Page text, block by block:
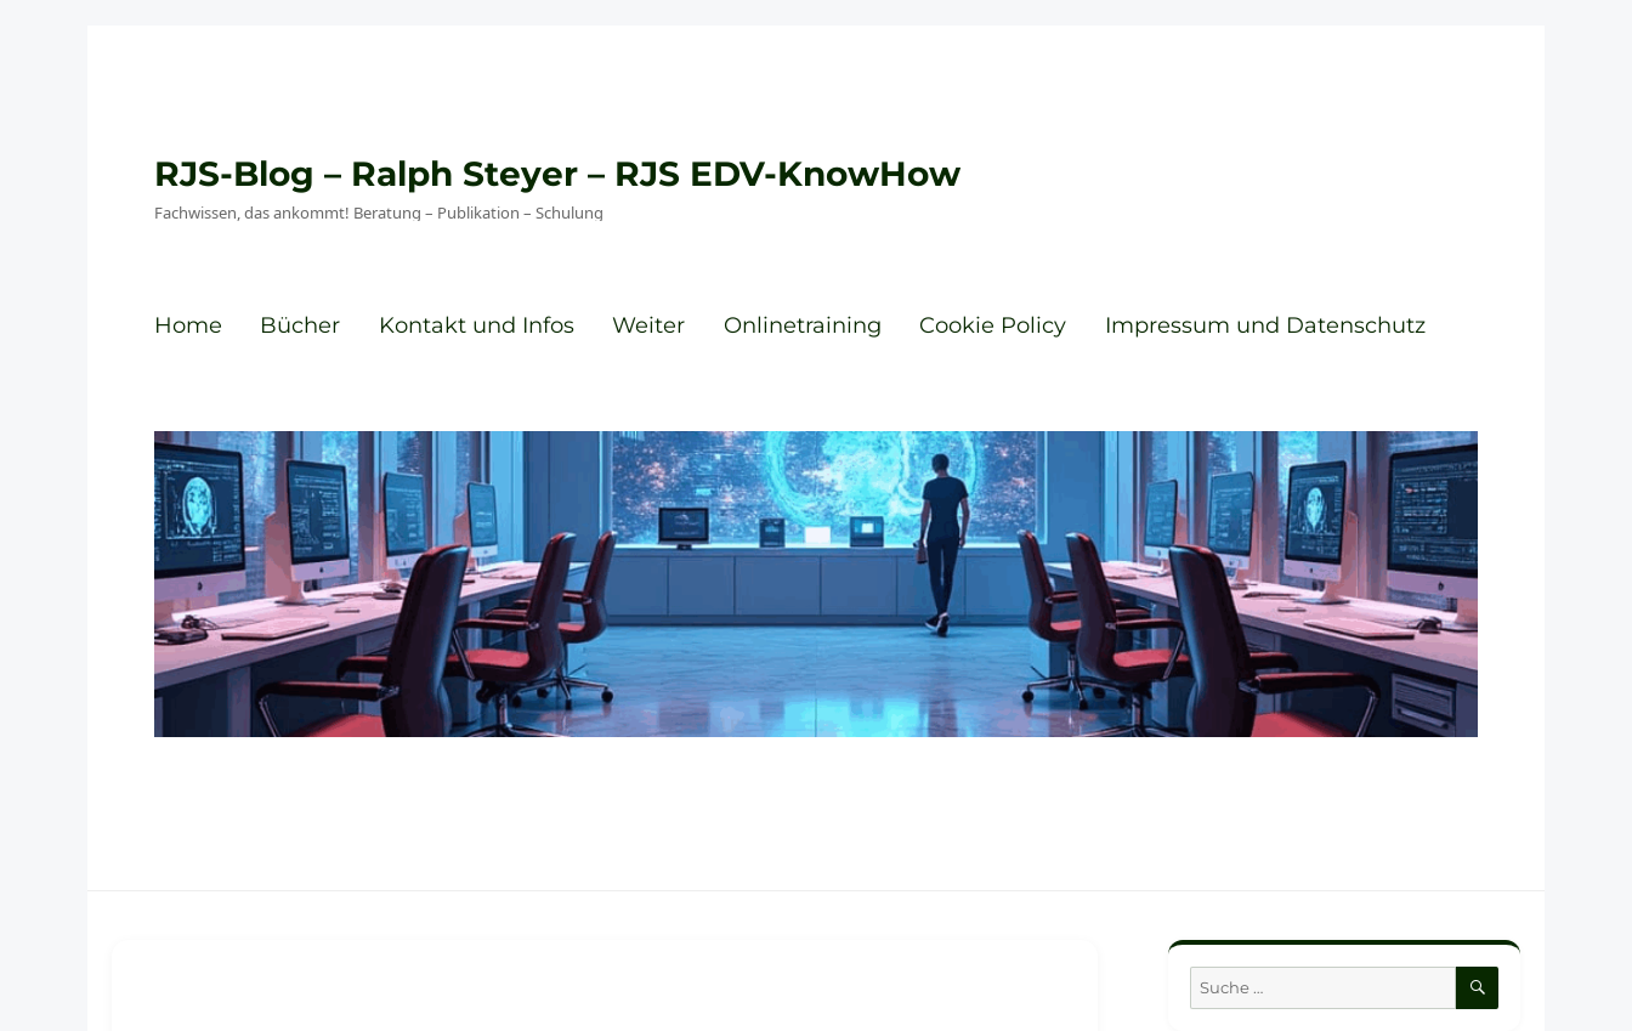
RJS-Blog – Ralph Steyer – RJS EDV-KnowHow
Fachwissen, das ankommt! Beratung – Publikation – Schulung
Home Bücher Kontakt und Infos Weiter Onlinetraining Cookie Policy Impressum und Datenschutz
Suche
nach:
SUCHEN